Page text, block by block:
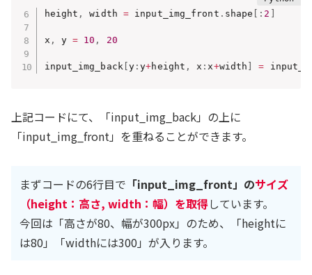
height , width = input_img_front . shape : 2
x , y = 10 , 20
input_img_back[y :y+height , x :x+width =
上記コードにて、「input_img_back」の上に
「input_img_front」を重ねることができます。
まずコードの6行目で 「input_img_front」のサイズ
（height：高さ, width：幅）を取得しています。
今回は「高さが80、幅が300px」のため、「heightに
は80」「widthには300」が入ります。